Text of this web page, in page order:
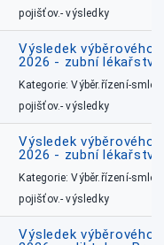
pojišťov.- výsledky
Výsledek výběrového
2026 - zubní
Kategorie: Výběr.řízení-
pojišťov.- výsledky
Výsledek výběrového
2026 - zubní
Kategorie: Výběr.řízení-
pojišťov.- výsledky
Výsledek výběrového